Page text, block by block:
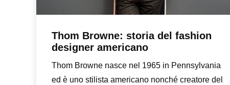
Thom Browne: storia del fashion
designer americano
Thom Browne nasce nel 1965 in Pennsylvania
ed è uno stilista americano nonché creatore del